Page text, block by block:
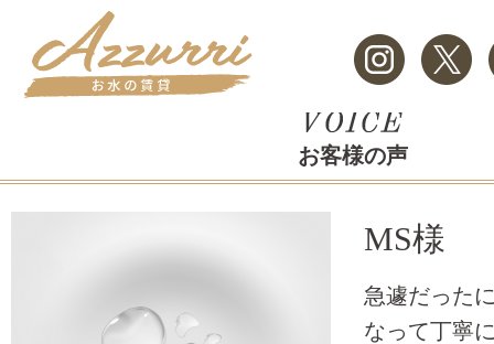
お客様の声
MS様
急遽だった
なって丁寧